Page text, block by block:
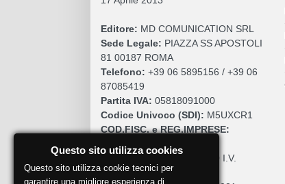
Editore: MD COMUNICATION SRL
Sede Legale: PIAZZA SS APOSTOLI
81 00187 ROMA
Telefono: +39 06 5895156 / +39 06
87085419
Partita IVA: 05818091000
Codice Univoco (SDI): M5UXCR1
COD.FISC. e REG.IMPRESE:
Cap. Sociale:€. 10.200,00 I.V.
REA:RM 930252
Questo sito utilizza cookies
Questo sito utilizza cookie tecnici per
garantire una migliore esperienza di